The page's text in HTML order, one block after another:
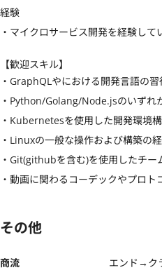
経験
・マイクロサービス開発を経験し
【歓迎スキル】
・GraphQLやにおける開発言語の習
・Python/Golang/Node.jsのいずれ
・Kubernetesを使用した開発環境
・Linuxの一般な操作および構築の
・Git(githubを含む)を使用したチー
・動画に関わるコーデックやプロト
その他
商流
エンド→ク